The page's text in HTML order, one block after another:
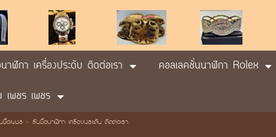
าฬิกา เครื่องประดับ ติดต่อเรา คอลเลคชั่นนาฬิกา Rolex
เพชร เพชร
อเพชร> รับซื้อนาฬิกา เครื่องประดับ ติดต่อเรา